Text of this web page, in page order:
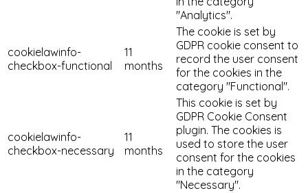
"Analytics".
cookielawinfo-
checkbox-functional
11
months
The cookie is set by
GDPR cookie consent to
record the user consent
for the cookies in the
category "Functional".
cookielawinfo-
checkbox-necessary
11
months
This cookie is set by
GDPR Cookie Consent
plugin. The cookies is
used to store the user
consent for the cookies
in the category
"Necessary".